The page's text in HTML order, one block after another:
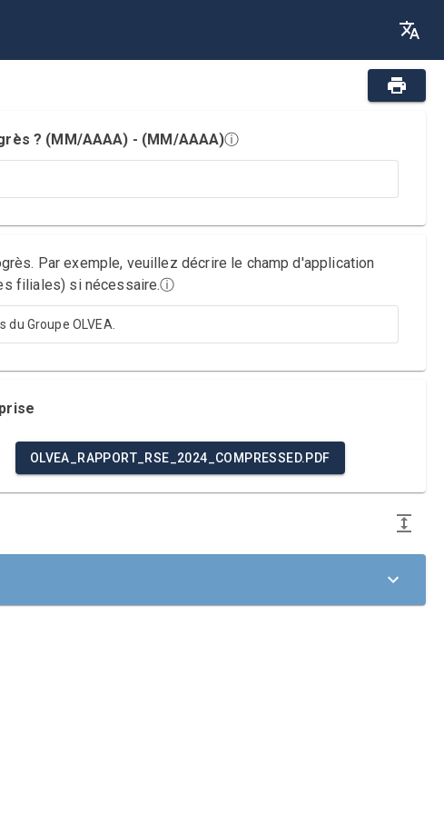
? (MM/AAAA) - (MM/AAAA)ⓘ
Par exemple, veuillez décrire le champ d'application
filiales) si nécessaire.ⓘ
Groupe OLVEA.
OLVEA_RAPPORT_RSE_2024_COMPRESSED.PDF